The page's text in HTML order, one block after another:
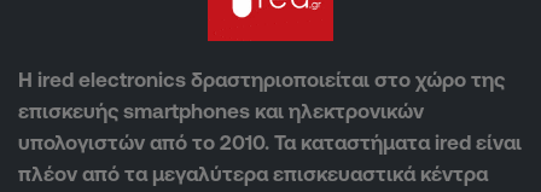
Η ired electronics δραστηριοποιείται στο χώρο της
επισκευής smartphones και ηλεκτρονικών
υπολογιστών από το 2010. Τα καταστήματα ired είναι
πλέον από τα μεγαλύτερα επισκευαστικά κέντρα